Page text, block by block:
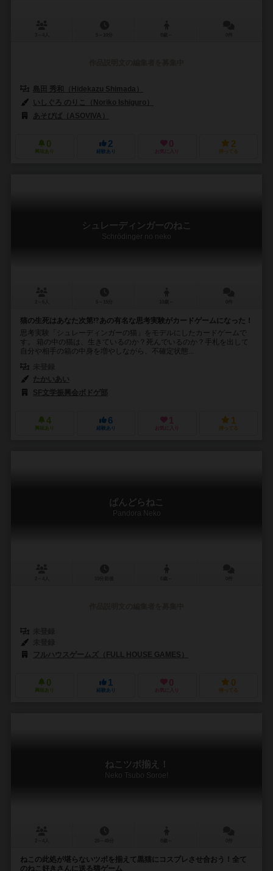
島田 秀和（Hidekazu Shimada）
いしぐろ のりこ（Noriko Ishiguro）
あそびば（ASOVIVA）
0
興味あり
2
経験あり
0
お気に入り
2
持ってる
シュレーディンガーのねこ
Schrödinger no neko
猫の生死はあなた次第⁉︎あの有名な思考実験がカードゲームになった！
思考実験「シュレーディンガーの猫」をモデルにしたカードゲームで
す。 箱の中の猫は、生きているのか？死んでいるのか？手札を出して
自分や相手の箱の中身を増やしながら、不確定状態...
たかいあい
SF文学振興会ボドゲ部
4
興味あり
6
経験あり
1
お気に入り
1
持ってる
ぱんどらねこ
Pandora Neko
フルハウスゲームズ（FULL HOUSE GAMES）
0
興味あり
1
経験あり
0
お気に入り
0
持ってる
ねこツボ揃え！
Neko Tsubo Soroe!
ねこの此処が堪らないツボを揃えて黒猫にコスプレさせ合おう！全て
のねこ好きさんに送る猫ゲーム